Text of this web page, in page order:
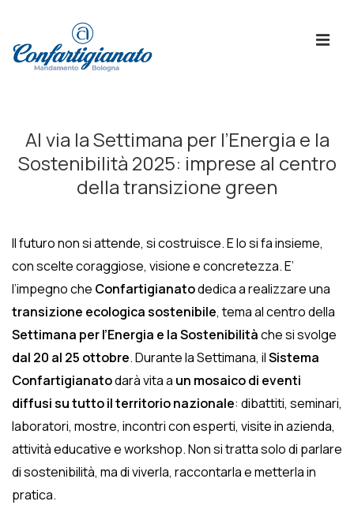
Principale
Al via la Settimana per l’Energia e la
Sostenibilità 2025: imprese al centro
della transizione green
Il futuro non si attende, si costruisce. E lo si fa insieme,
con scelte coraggiose, visione e concretezza. E’
l’impegno che Confartigianatodedica a realizzare una
transizione ecologica sostenibile, tema al centro della
Settimana per l’Energia e la Sostenibilitàche si svolge
dal 20 al 25 ottobre. Durante la Settimana, ilSistema
Confartigianatodarà vita a un mosaico di eventi
diffusi su tutto il territorio nazionale: dibattiti, seminari,
laboratori, mostre, incontri con esperti, visite in azienda,
attività educative e workshop. Non si tratta solo di parlare
di sostenibilità, ma di viverla, raccontarla e metterla in
pratica.